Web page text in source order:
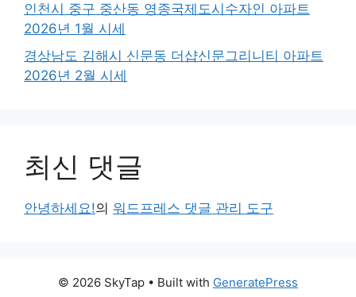
인천시 중구 중산동 영종국제도시수자인 아파트
2026년 1월 시세
경상남도 김해시 신문동 더샵신문그리니티 아파트
2026년 2월 시세
최신 댓글
안녕하세요!의 워드프레스 댓글 관리 도구
© 2026 SkyTap • Built with GeneratePress